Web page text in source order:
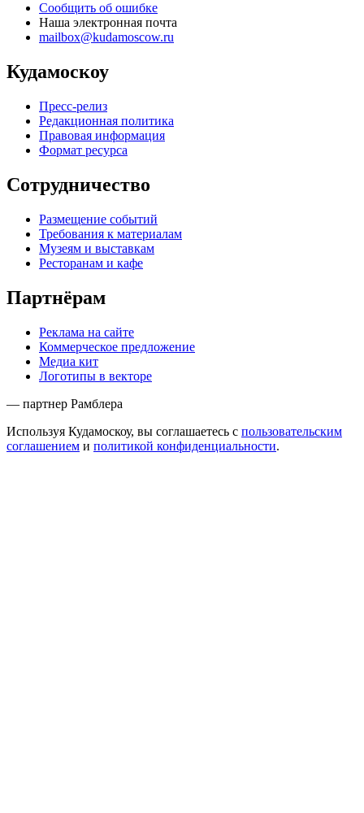
Сообщить об ошибке
Наша электронная почта
mailbox@kudamoscow.ru
Кудамоскоу
Пресс-релиз
Редакционная политика
Правовая информация
Формат ресурса
Сотрудничество
Размещение событий
Требования к материалам
Музеям и выставкам
Ресторанам и кафе
Партнёрам
Реклама на сайте
Коммерческое предложение
Медиа кит
Логотипы в векторе
— партнер Рамблера
Используя Кудамоскоу, вы соглашаетесь с пользовательским
соглашением и политикой конфиденциальности.